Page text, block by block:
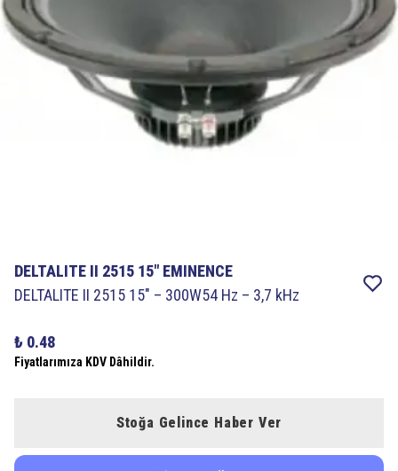
DELTALITE II 2515 15″ EMINENCE
DELTALITE II 2515 15″ – 300W54 Hz – 3,7 kHz
₺ 0.48
Fiyatlarımıza KDV Dâhildir.
Stoğa Gelince Haber Ver